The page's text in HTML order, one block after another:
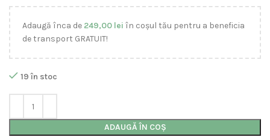
Adaugă înca de 249,00 lei în coșul tău pentru a beneficia
de transport GRATUIT!
19 în stoc
ADAUGĂ ÎN COȘ